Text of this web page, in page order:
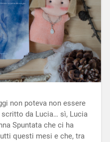
non poteva non essere
da Lucia… sì, Lucia
Spuntata che ci ha
questi mesi e che, tra